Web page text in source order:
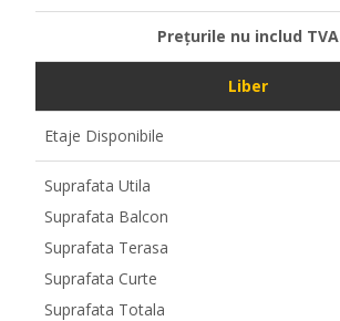
Prețurile nu includ TVA
Liber
Etaje Disponibile
Suprafata Utila
Suprafata Balcon
Suprafata Terasa
Suprafata Curte
Suprafata Totala